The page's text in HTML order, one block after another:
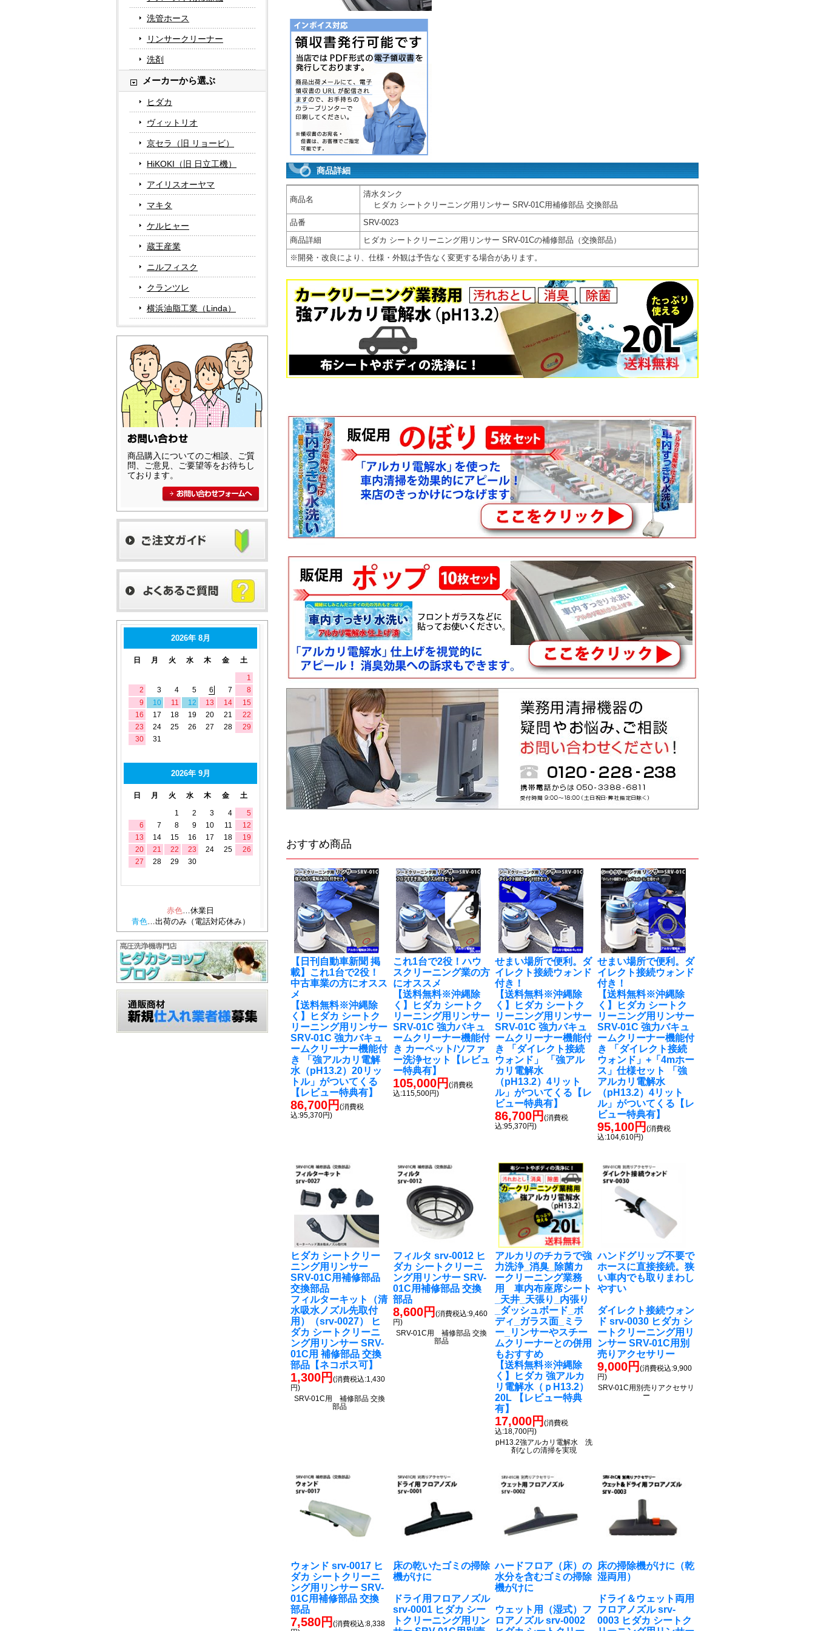
洗管ホース
リンサークリーナー
洗剤
メーカーから選ぶ
ヒダカ
ヴィットリオ
京セラ（旧 リョービ）
HiKOKI（旧 日立工機）
アイリスオーヤマ
マキタ
ケルヒャー
蔵王産業
ニルフィスク
クランツレ
横浜油脂工業（Linda）
商品購入についてのご相談、ご質
問、ご意見、ご要望等をお待ちし
ております。
商品詳細
商品名
清水タンク
ヒダカ シートクリーニング用リンサー SRV-01C用補修部品 交換部品
品番
SRV-0023
商品詳細
ヒダカ シートクリーニング用リンサー SRV-01Cの補修部品（交換部品）
※開発・改良により、仕様・外観は予告なく変更する場合があります。
おすすめ商品
【日刊自動車新聞 掲
載】これ1台で2役！
中古車業の方にオスス
メ
【送料無料※沖縄除
く】ヒダカ シートク
リーニング用リンサー
SRV-01C 強力バキュ
ームクリーナー機能付
き 「強アルカリ電解
水（pH13.2）20リッ
トル」がついてくる
【レビュー特典有】
86,700円(消費税
込:95,370円)
これ1台で2役！ハウ
スクリーニング業の方
にオススメ
【送料無料※沖縄除
く】ヒダカ シートク
リーニング用リンサー
SRV-01C 強力バキュ
ームクリーナー機能付
き カーペット/ソファ
ー洗浄セット【レビュ
ー特典有】
105,000円 (消費税
込:115,500円)
せまい場所で便利。ダ
イレクト接続ウォンド
付き！
【送料無料※沖縄除
く】ヒダカ シートク
リーニング用リンサー
SRV-01C 強力バキュ
ームクリーナー機能付
き 「ダイレクト接続
ウォンド」 「強アル
カリ電解水
（pH13.2）4リット
ル」がついてくる【レ
ビュー特典有】
86,700円(消費税
込:95,370円)
せまい場所で便利。ダ
イレクト接続ウォンド
付き！
【送料無料※沖縄除
く】ヒダカ シートク
リーニング用リンサー
SRV-01C 強力バキュ
ームクリーナー機能付
き 「ダイレクト接続
ウォンド」+「4mホー
ス」仕様セット 「強
アルカリ電解水
（pH13.2）4リット
ル」がついてくる【レ
ビュー特典有】
95,100円(消費税
込:104,610円)
ヒダカ シートクリー
ニング用リンサー
SRV-01C用補修部品
交換部品
フィルターキット（清
水吸水ノズル先取付
用）（srv-0027） ヒ
ダカ シートクリーニ
ング用リンサー SRV-
01C用 補修部品 交換
部品【ネコポス可】
1,300円(消費税込:1,430
円)
SRV-01C用 補修部品 交換
部品
フィルタ srv-0012 ヒ
ダカ シートクリーニ
ング用リンサー SRV-
01C用補修部品 交換
部品
8,600円 (消費税込:9,460
円)
SRV-01C用 補修部品 交換
部品
アルカリのチカラで強
力洗浄_消臭_除菌カ
ークリーニング業務
用 車内布座席シート
_天井_天張り_内張り
_ダッシュボード_ボ
ディ_ガラス面_ミラ
ー_リンサーやスチー
ムクリーナーとの併用
もおすすめ
【送料無料※沖縄除
く】ヒダカ 強アルカ
リ電解水（ｐH13.2）
20L 【レビュー特典
有】
17,000円(消費税
込:18,700円)
pH13.2強アルカリ電解水 洗
剤なしの清掃を実現
ハンドグリップ不要で
ホースに直接接続。狭
い車内でも取りまわし
やすい
ダイレクト接続ウォン
ド srv-0030 ヒダカ シ
ートクリーニング用リ
ンサー SRV-01C用別
売りアクセサリー
9,000円(消費税込:9,900
円)
SRV-01C用別売りアクセサリ
ー
ウォンド srv-0017 ヒ
ダカ シートクリーニ
ング用リンサー SRV-
01C用補修部品 交換
部品
7,580円(消費税込:8,338
床の乾いたゴミの掃除
機がけに
ドライ用フロアノズル
srv-0001 ヒダカ シー
トクリーニング用リン
ハードフロア（床）の
水分を含むゴミの掃除
機がけに
ウェット用（湿式）フ
ロアノズル srv-0002
床の掃除機がけに（乾
湿両用）
ドライ＆ウェット両用
フロアノズル srv-
0003 ヒダカ シートク